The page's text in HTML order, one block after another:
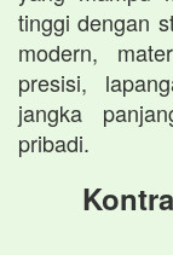
tinggi dengan
modern,
presisi,
jangka
pribadi.